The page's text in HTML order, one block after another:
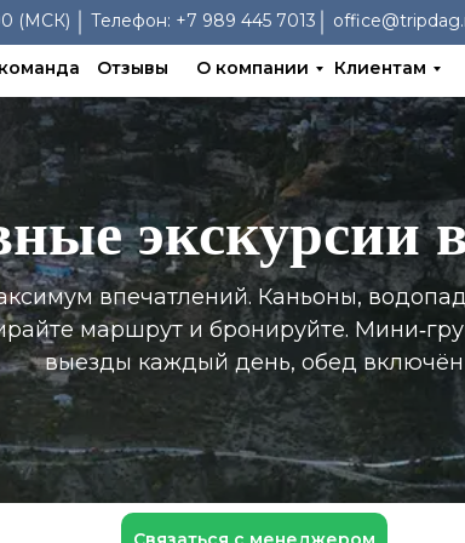
Телефон: +7 989 445 7013
(МСК)
Клиентам
Отзывы О компании
экскурсии
впечатлений. Каньоны,
маршрут и бронируйте.
выезды каждый день, обед включён